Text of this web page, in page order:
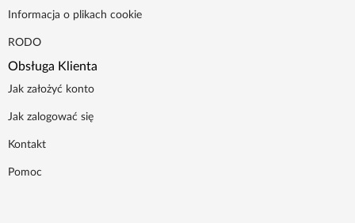
Informacja o plikach cookie
RODO
Obsługa Klienta
Jak założyć konto
Jak zalogować się
Kontakt
Pomoc